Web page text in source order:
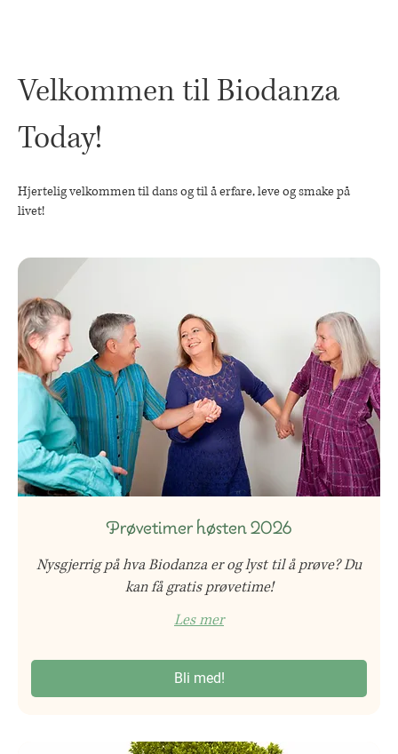
Velkommen til Biodanza
Today!
Hjertelig velkommen til dans og til å erfare, leve og smake på
livet!
Prøvetimer høsten 2026
Nysgjerrig på hva Biodanza er og lyst til å prøve? Du
kan få gratis prøvetime!
Les mer
Bli med!